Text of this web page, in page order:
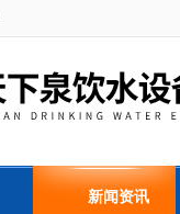
新闻资讯